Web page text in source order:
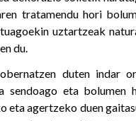
tratamendu hori
uztartzeak
du.
duten indar
eta bolumen
agertzeko duen